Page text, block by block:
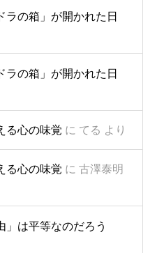
ラの箱」が開かれた日
ラの箱」が開かれた日
る心の味覚 に てる より
る心の味覚 に 古澤泰明
」は平等なのだろう